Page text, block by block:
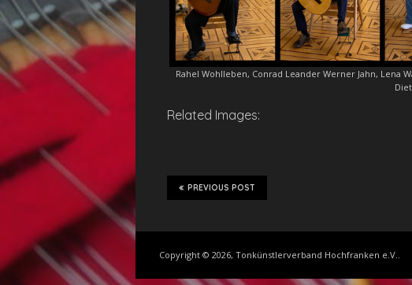
Rahel Wohlleben, Conrad Leander Werner Jahn, Lena
Related Images:
PREVIOUS POST
Copyright © 2026, Tonkünstlerverband Hochfranken e.V..